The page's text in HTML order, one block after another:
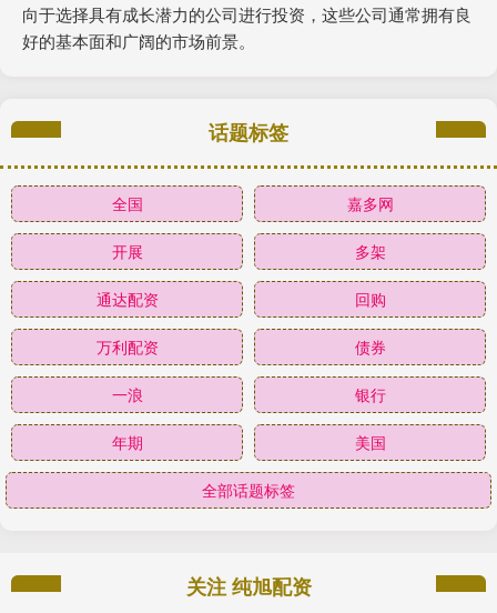
向于选择具有成长潜力的公司进行投资，这些公司通常拥有良
好的基本面和广阔的市场前景。
话题标签
全国 嘉多网
开展 多架
通达配资 回购
万利配资 债券
一浪 银行
年期 美国
全部话题标签
关注 纯旭配资